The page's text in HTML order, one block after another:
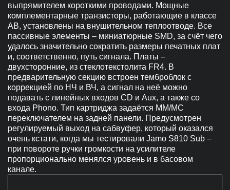
выпрямителем короткими проводами. Мощные
комплементарные транзисторы, работающие в классе
АВ, установлены на внушительном теплоотводе. Все
пассивные элементы – миниатюрные SMD, за счёт чего
удалось значительно сократить размеры печатных плат
и, соответственно, путь сигнала. Платы –
двухсторонние, из стеклотекстолита FR4. В
предварительную секцию встроен темброблок с
коррекцией по НЧ и ВЧ, а сигнал на неё можно
подавать с линейных входов CD и Aux, а также со
входа Phono. Тип картриджа задаётся MM/MC
переключателем на задней панели. Предусмотрен
регулируемый выход на сабвуфер, который оказался
очень кстати, когда мы тестировали Jamo S810 Sub –
при повороте ручки громкости на усилителе
пропорционально менялся уровень и в басовом
канале.